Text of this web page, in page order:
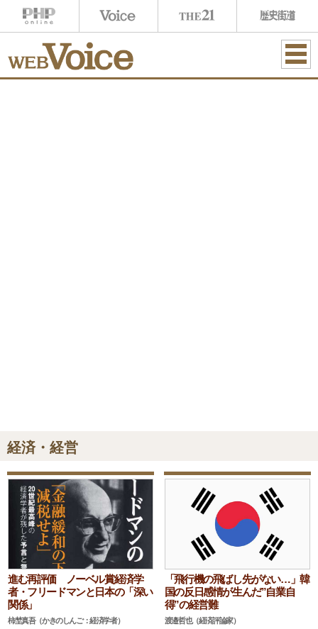
経済・経営
進む再評価 ノーベル賞経済学
者・フリードマンと日本の「深い
関係」
柿埜真吾（かきのしんご：経済学者）
「飛行機の飛ばし先がない…」韓
国の反日感情が生んだ”自業自
得”の経営難
渡邉哲也（経済評論家）